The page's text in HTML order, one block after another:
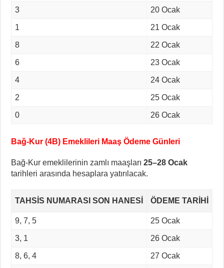
3 20 Ocak
1 21 Ocak
8 22 Ocak
6 23 Ocak
4 24 Ocak
2 25 Ocak
0 26 Ocak
Bağ-Kur (4B) Emeklileri Maaş Ödeme Günleri
Bağ-Kur emeklilerinin zamlı maaşları25–28 Ocak
tarihleri arasında hesaplara yatırılacak.
TAHSIS NUMARASI SON HANESI ÖDEME TARIHI
9, 7, 5 25 Ocak
3, 1 26 Ocak
8, 6, 4 27 Ocak